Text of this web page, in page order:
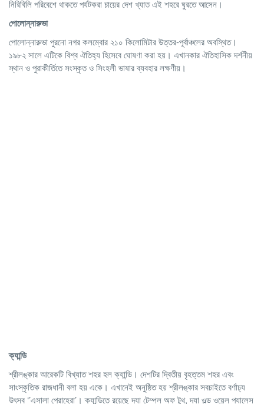
নিরিবিলি পরিবেশে থাকতে পর্যটকরা চায়ের দেশ খ্যাত এই শহরে ঘুরতে আসেন।
পোলোন্নারুভা
পোলোন্নারুভা পুরনো নগর কলম্বোর ২১০ কিলোমিটার উত্তর-পূর্বাঞ্চলের অবস্থিত।
১৯৮২ সালে এটিকে বিশ্ব ঐতিহ্য হিসেবে ঘোষণা করা হয়। এখানকার ঐতিহাসিক দর্শনীয়
স্থান ও পুরাকীর্তিতে সংস্কৃত ও সিংহলী ভাষার ব্যবহার লক্ষণীয়।
ক্যান্ডি
শ্রীলঙ্কার আরেকটি বিখ্যাত শহর হল ক্যান্ডি। দেশটির দ্বিতীয় বৃহত্তম শহর এবং
সাংস্কৃতিক রাজধানী বলা হয় একে। এখানেই অনুষ্ঠিত হয় শ্রীলঙ্কার সবচাইতে বর্ণাঢ্য
উৎসব ‘’এসালা পেরাহেরা’। ক্যান্ডিতে রয়েছে দ্যা টেম্পল অফ টুথ, দ্যা ওল্ড ওয়েল প্যালেস